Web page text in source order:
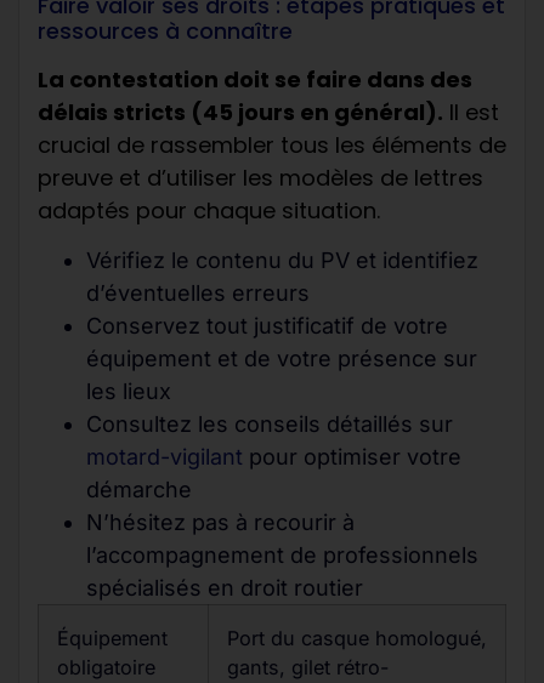
ressources à connaître
La contestation doit se faire dans des
délais stricts (45 jours en général). Il est
crucial de rassembler tous les éléments de
preuve et d’utiliser les modèles de lettres
adaptés pour chaque situation.
Vérifiez le contenu du PV et identifiez
d’éventuelles erreurs
Conservez tout justificatif de votre
équipement et de votre présence sur
les lieux
Consultez les conseils détaillés sur
motard-vigilant pour optimiser votre
démarche
N’hésitez pas à recourir à
l’accompagnement de professionnels
spécialisés en droit routier
Équipement
obligatoire
Port du casque homologué,
gants, gilet rétro-